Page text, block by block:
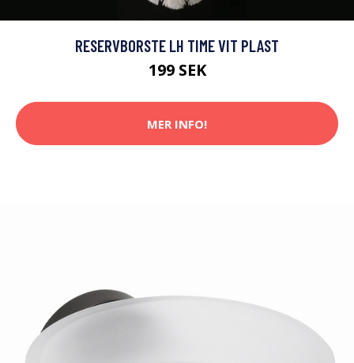
RESERVBORSTE LH TIME VIT PLAST
199 SEK
MER INFO!